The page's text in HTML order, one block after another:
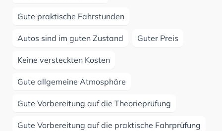
Gute praktische Fahrstunden
Autos sind im guten Zustand Guter Preis
Keine versteckten Kosten
Gute allgemeine Atmosphäre
Gute Vorbereitung auf die Theorieprüfung
Gute Vorbereitung auf die praktische Fahrprüfung